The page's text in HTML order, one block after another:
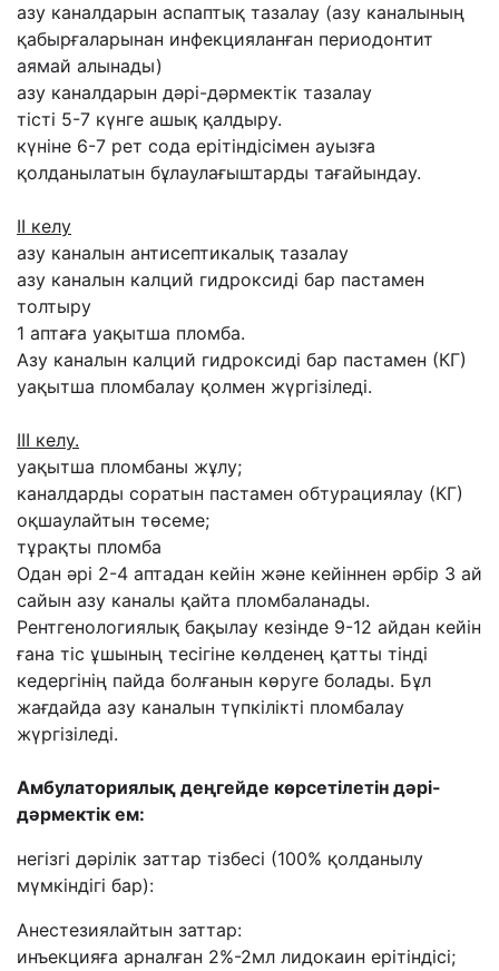
азу каналдарын аспаптық тазалау (азу каналының
қабырғаларынан инфекцияланған периодонтит
аямай алынады)
азу каналдарын дәрі-дәрмектік тазалау
тісті 5-7 күнге ашық қалдыру.
күніне 6-7 рет сода ерітіндісімен ауызға
қолданылатын бұлаулағыштарды тағайындау.
ІІ келу
азу каналын антисептикалық тазалау
азу каналын калций гидроксиді бар пастамен
толтыру
1 аптаға уақытша пломба.
Азу каналын калций гидроксиді бар пастамен (КГ)
уақытша пломбалау қолмен жүргізіледі.
ІІІ келу.
уақытша пломбаны жұлу;
каналдарды соратын пастамен обтурациялау (КГ)
оқшаулайтын төсеме;
тұрақты пломба
Одан әрі 2-4 аптадан кейін және кейіннен әрбір 3 ай
сайын азу каналы қайта пломбаланады.
Рентгенологиялық бақылау кезінде 9-12 айдан кейін
ғана тіс ұшының тесігіне көлденең қатты тінді
кедергінің пайда болғанын көруге болады. Бұл
жағдайда азу каналын түпкілікті пломбалау
жүргізіледі.
Амбулаториялық деңгейде көрсетілетін дәрі-
дәрмектік ем:
негізгі дәрілік заттар тізбесі (100% қолданылу
мүмкіндігі бар):
Анестезиялайтын заттар:
инъекцияға арналған 2%-2мл лидокаин ерітіндісі;